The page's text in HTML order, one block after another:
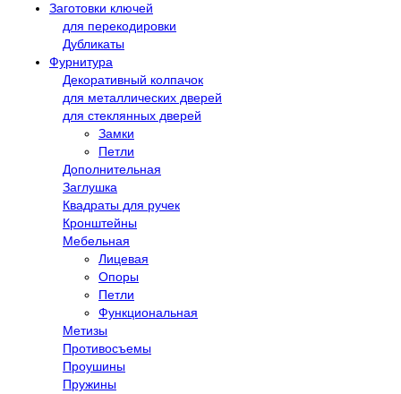
Заготовки ключей
для перекодировки
Дубликаты
Фурнитура
Декоративный колпачок
для металлических дверей
для стеклянных дверей
Замки
Петли
Дополнительная
Заглушка
Квадраты для ручек
Кронштейны
Мебельная
Лицевая
Опоры
Петли
Функциональная
Метизы
Противосъемы
Проушины
Пружины